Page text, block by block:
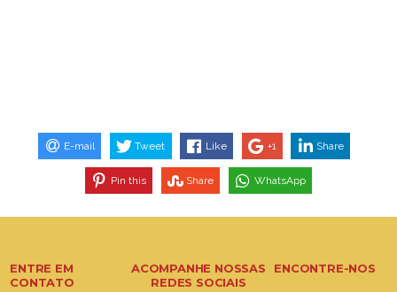
E-mail Tweet Like +1 Share
Pin this Share WhatsApp
ENTRE EM
CONTATO
ACOMPANHE NOSSAS
REDES SOCIAIS
ENCONTRE-NOS